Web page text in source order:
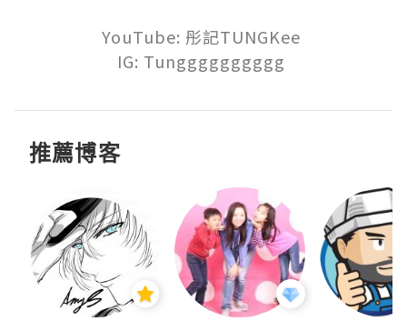
YouTube: 彤記TUNGKee
IG: Tungggggggggg
推薦博客